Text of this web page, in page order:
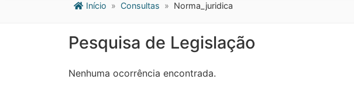
Início Consultas Norma_juridica
Pesquisa de Legislação
Nenhuma ocorrência encontrada.